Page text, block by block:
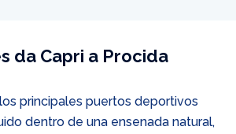
da Capri a Procida
principales puertos deportivos
dentro de una ensenada natural,